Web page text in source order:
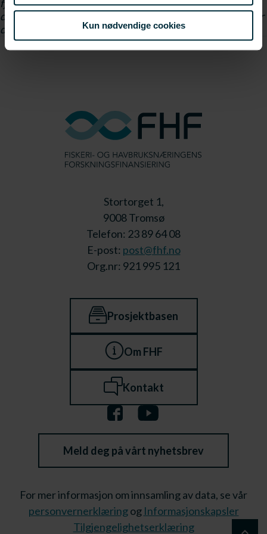
Kun nødvendige cookies
fjernetprosjektetLinken er dessverre fjernetLinken er
dessverre fjernetFotolisens: Creative CommonsLinken er
dessverre fjernet
CCPLLinken er dessverre fjernet
Stortorget 1,
9008 Tromsø
Telefon: 23 89 64 08
E-post: post@fhf.no
Org.nr: 921 995 121
Prosjektbasen
Om FHF
Kontakt
Meld deg på vårt nyhetsbrev
For mer informasjon om innsamling av data, se vår
personvernerklæringog Informasjonskapsler
Tilgjengelighetserklæring